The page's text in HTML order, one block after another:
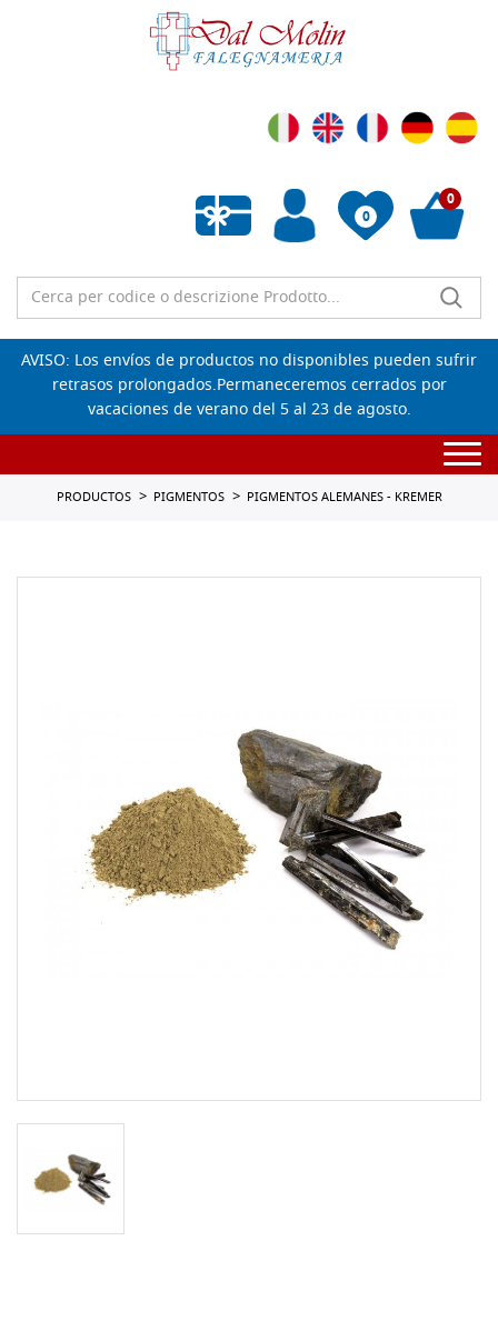
0
Lista de deseos vacía
0
AVISO: Los envíos de productos no disponibles pueden sufrir
retrasos prolongados.Permaneceremos cerrados por
vacaciones de verano del 5 al 23 de agosto.
PRODUCTOS PIGMENTOS PIGMENTOS ALEMANES - KREMER